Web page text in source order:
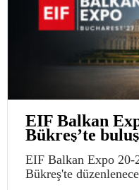
EIF Balkan
Bükreş’te
EIF Balkan Expo 20-
Bükreş'te